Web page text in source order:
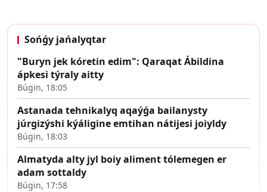
Sońǵy jańalyqtar
"Buryn jek kóretin edim": Qaraqat Ábildina
ápkesi týraly aitty
Búgin, 18:05
Astanada tehnikalyq aqaýǵa bailanysty
júrgizýshi kýáligine emtihan nátijesi joiyldy
Búgin, 18:03
Almatyda alty jyl boiy aliment tólemegen er
adam sottaldy
Búgin, 17:58